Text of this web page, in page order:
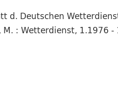
d. Deutschen
: Wetterdienst, 1.1976